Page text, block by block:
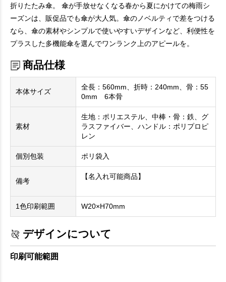
折りたたみ傘。 傘が手放せなくなる春から夏にかけての梅雨シ
ーズンは、販促品でも傘が大人気。傘のノベルティで差をつける
なら、傘の素材やシンプルで使いやすいデザインなど、利便性を
プラスした多機能傘を選んでワンランク上のアピールを。
商品仕様
本体サイズ
全長：560mm、折時：240mm、骨：55
0mm 6本骨
素材
生地：ポリエステル、中棒・骨：鉄、グ
ラスファイバー、ハンドル：ポリプロピ
レン
個別包装 ポリ袋入
備考
【名入れ可能商品】
1色印刷範囲 W20×H70mm
デザインについて
印刷可能範囲